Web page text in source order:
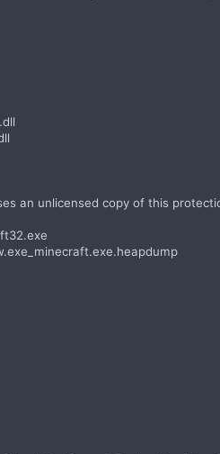
an unlicensed copy of this